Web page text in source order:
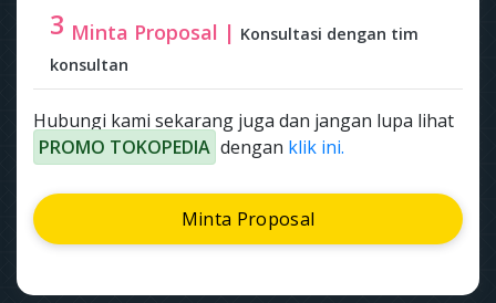
3 Minta Proposal | Konsultasi dengan tim
konsultan
Hubungi kami sekarang juga dan jangan lupa lihat
PROMO TOKOPEDIA dengan klik ini.
Minta Proposal